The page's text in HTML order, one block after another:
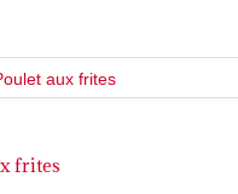
frites